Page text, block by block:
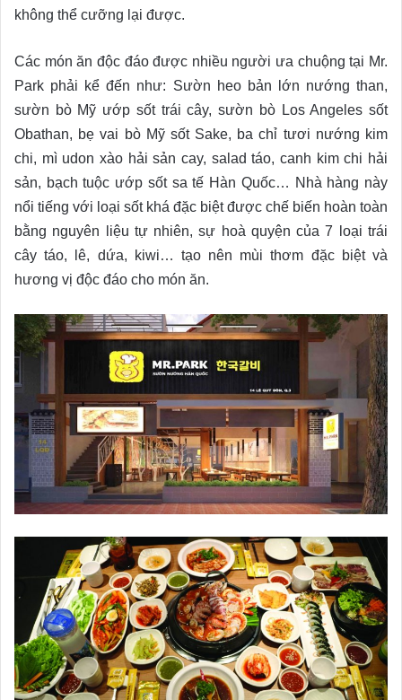
không thể cưỡng lại được.
Các món ăn độc đáo được nhiều người ưa chuộng tại Mr.
Park phải kể đến như: Sườn heo bản lớn nướng than,
sườn bò Mỹ ướp sốt trái cây, sườn bò Los Angeles sốt
Obathan, bẹ vai bò Mỹ sốt Sake, ba chỉ tươi nướng kim
chi, mì udon xào hải sản cay, salad táo, canh kim chi hải
sản, bạch tuộc ướp sốt sa tế Hàn Quốc… Nhà hàng này
nổi tiếng với loại sốt khá đặc biệt được chế biến hoàn toàn
bằng nguyên liệu tự nhiên, sự hoà quyện của 7 loại trái
cây táo, lê, dứa, kiwi… tạo nên mùi thơm đặc biệt và
hương vị độc đáo cho món ăn.